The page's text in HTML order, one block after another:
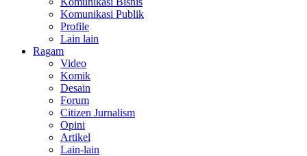
Komunikasi Publik
Profile
Lain lain
Ragam
Video
Komik
Desain
Forum
Citizen Jurnalism
Opini
Artikel
Lain-lain